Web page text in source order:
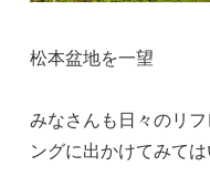
松本盆地を一望
みなさんも日々のリ
ングに出かけてみては